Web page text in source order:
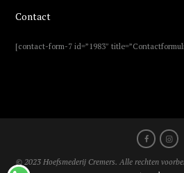
Contact
[contact-form-7 id=”1983″
© 2023 Hoefsmederij Cremers. Alle rechten